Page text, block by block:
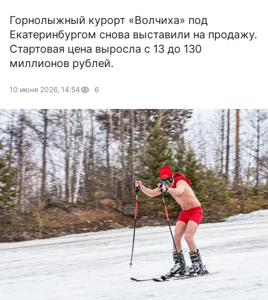
Горнолыжный курорт «Волчиха» под
Екатеринбургом снова выставили на продажу.
Стартовая цена выросла с 13 до 130
миллионов рублей.
10 июня 2026, 14:54 6